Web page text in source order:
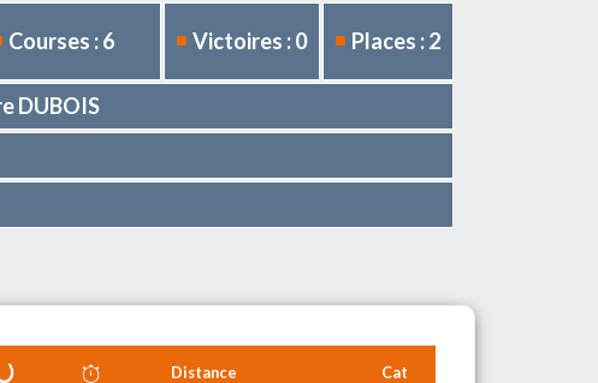
Courses : 6 Victoires : 0 Places : 2
DUBOIS
Distance Cat